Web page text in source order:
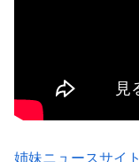
姉妹ニュースサイト